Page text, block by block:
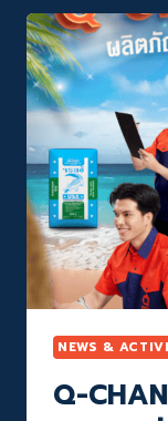
ฮ
พ
โ
เ
ฤ
ร้
ให้
เป็น
ฤ
ซ่
บ้าน
พร้
ทีม
ค
ทุก
NEWS &
Q-